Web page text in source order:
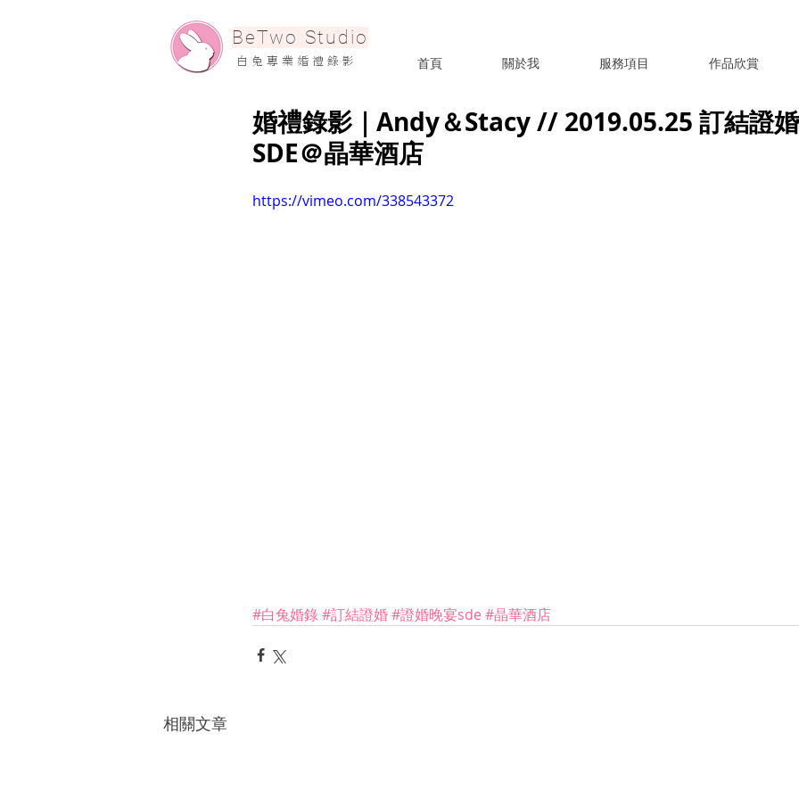
​BeTwo Studio
​白 兔 專 業 婚 禮 錄 影 首頁 關於我 服務項目 作品欣賞
婚禮錄影｜Andy＆Stacy // 2019.05.25 訂結證
SDE＠晶華酒店
https://vimeo.com/338543372
#白兔婚錄#訂結證婚#證婚晚宴sde #晶華酒店
相關文章